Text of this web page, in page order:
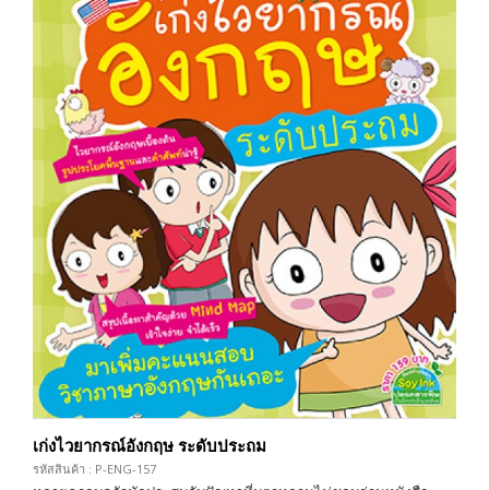
เก่งไวยากรณ์อังกฤษ ระดับประถม
รหัสสินค้า : P-ENG-157